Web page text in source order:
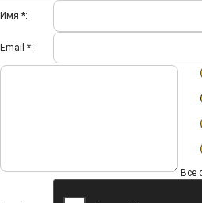
Имя *:
Email *:
Все